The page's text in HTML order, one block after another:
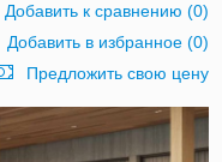
Добавить к сравнению (0)
Добавить в избранное(0)
Предложить свою цену